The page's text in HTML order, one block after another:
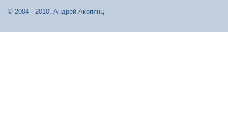
© 2004 - 2010, Андрей Акопянц